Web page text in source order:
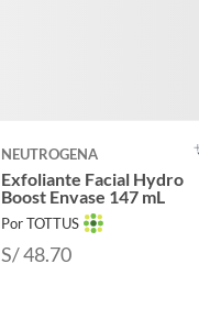
NEUTROGENA
Exfoliante Facial Hydro
Boost Envase 147 mL
Por TOTTUS
S/ 48.70